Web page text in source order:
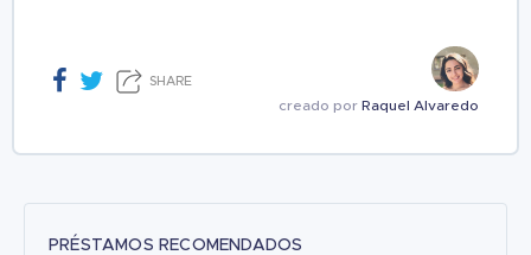
SHARE
creado por Raquel Alvaredo
PRÉSTAMOS RECOMENDADOS